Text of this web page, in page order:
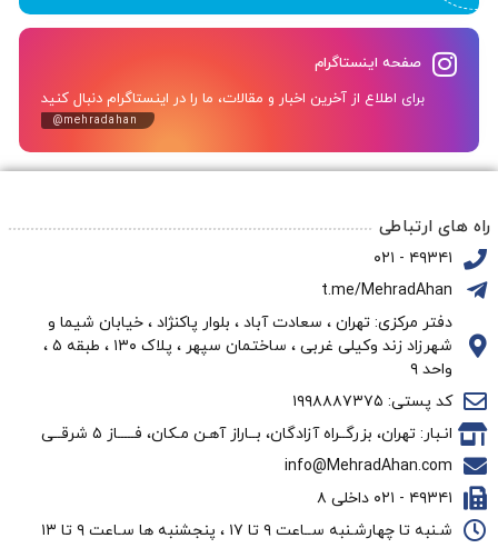
صفحه اینستاگرام
برای اطلاع از آخرین اخبار و مقالات، ما را در اینستاگرام دنبال کنید
@mehradahan
راه های ارتباطی
۴۹۳۴۱ - ۰۲۱
t.me/MehradAhan
دفتر مرکزی: تهران ، سعادت آباد ، بلوار پاکنژاد ، خیابان شیما و
شهرزاد زند وکیلی غربی ، ساختمان سپهر ، پلاک ۱۳۰ ، طبقه ۵ ،
واحد ۹
کد پستی: ۱۹۹۸۸۸۷۳۷۵
انـبار: تهران، بزرگــراه آزادگان، بــاراز آهـن مـکان، فـــــاز ۵ شرقــی
info@MehradAhan.com
۴۹۳۴۱ - ۰۲۱ داخلی ۸
شـنبه تا چهارشـنبه ســاعت ۹ تا ۱۷ ، پنجشنبه ها سـاعت ۹ تا ۱۳